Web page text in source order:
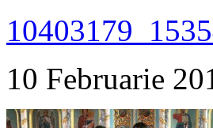
10 Februarie